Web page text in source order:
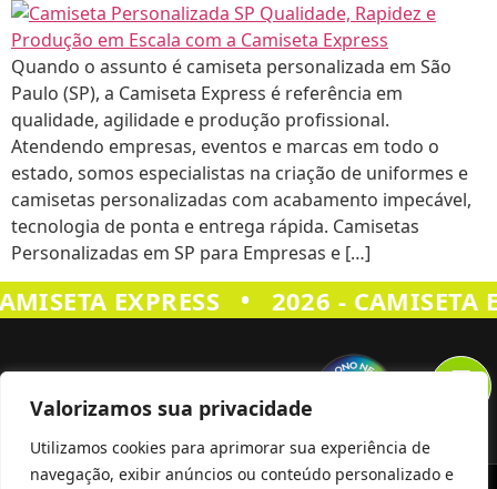
Valorizamos sua privacidade
Utilizamos cookies para aprimorar sua experiência de
navegação, exibir anúncios ou conteúdo personalizado e
Quando o assunto é camiseta personalizada em São
Paulo (SP), a Camiseta Express é referência em
qualidade, agilidade e produção profissional.
Atendendo empresas, eventos e marcas em todo o
estado, somos especialistas na criação de uniformes e
camisetas personalizadas com acabamento impecável,
tecnologia de ponta e entrega rápida. Camisetas
Personalizadas em SP para Empresas e […]
EXPRESS • 2026 - CAMISETA